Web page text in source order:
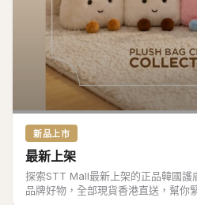
新品上市
最新上架
探索STT Mall最新上架的正品韓國護
品牌好物，全部現貨香港直送，幫你